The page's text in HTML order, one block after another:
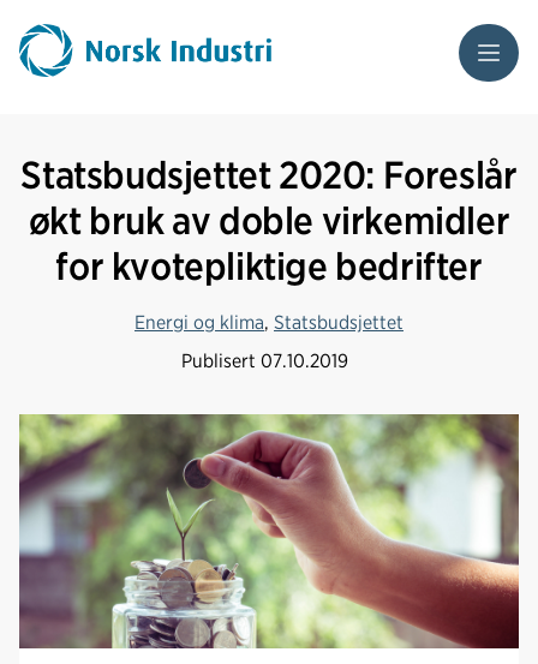
Meny
Statsbudsjettet 2020: Foreslår
økt bruk av doble virkemidler
for kvotepliktige bedrifter
Energi og klima, Statsbudsjettet
Publisert 07.10.2019